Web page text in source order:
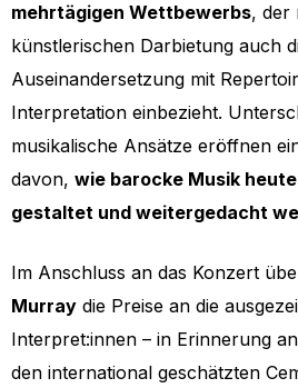
mehrtägigen Wettbewerbs, der
künstlerischen Darbietung auch
Auseinandersetzung mit
Interpretation einbezieht.
musikalische Ansätze eröffnen
davon, wie barocke Musik
gestaltet und weitergedacht
Im Anschluss an das Konzert
Murray die Preise an die
Interpret:innen – in Erinnerung
den international geschätzten